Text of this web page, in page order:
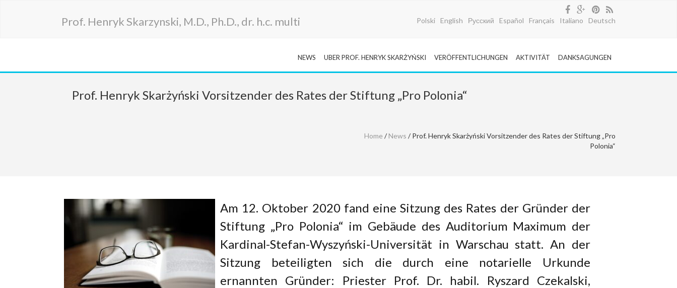
Prof. Henryk Skarzynski, M.D., Ph.D., dr. h.c. multi Polski English Русский Español Français Italiano Deutsch
NEWS UBER PROF. HENRYK SKARŻYŃSKI VERÖFFENTLICHUNGEN AKTIVITÄT DANKSAGUNGEN
Prof. Henryk Skarżyński Vorsitzender des Rates der Stiftung „Pro Polonia“
Home / News / Prof. Henryk Skarżyński Vorsitzender des Rates der Stiftung „Pro
Polonia“
Am 12. Oktober 2020 fand eine Sitzung des Rates der Gründer der
Stiftung „Pro Polonia“ im Gebäude des Auditorium Maximum der
Kardinal-Stefan-Wyszyński-Universität in Warschau statt. An der
Sitzung beteiligten sich die durch eine notarielle Urkunde
ernannten Gründer: Priester Prof. Dr. habil. Ryszard Czekalski,